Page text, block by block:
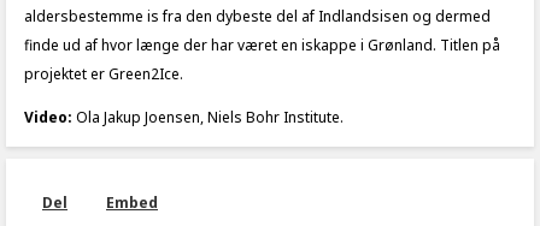
aldersbestemme is fra den dybeste del af Indlandsisen og dermed
finde ud af hvor længe der har været en iskappe i Grønland. Titlen på
projektet er Green2Ice.
Video: Ola Jakup Joensen, Niels Bohr Institute.
Del Embed